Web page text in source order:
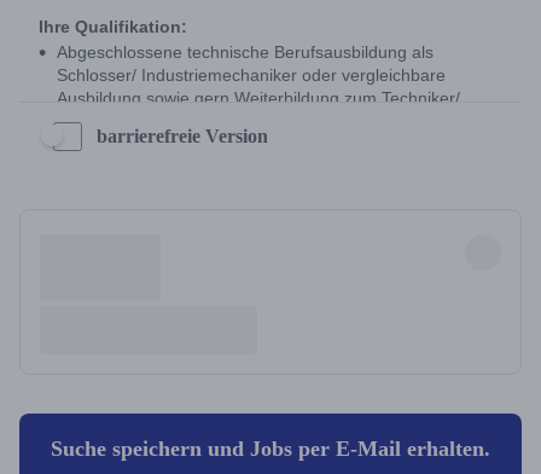
barrierefreie Version
Suche speichern und Jobs per E-Mail erhalten.